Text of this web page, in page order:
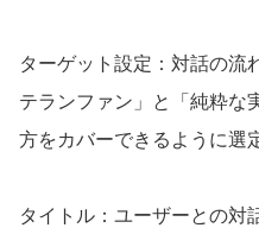
ターゲット設定：対話の流
テランファン」と「純粋な
方をカバーできるように選
タイトル：ユーザーとの対